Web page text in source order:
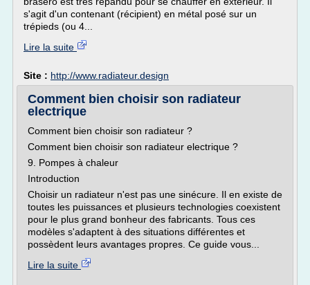
s'agit d'un contenant (récipient) en métal posé sur un
trépieds (ou 4...
Lire la suite
Site : http://www.radiateur.design
Comment bien choisir son radiateur
electrique
Comment bien choisir son radiateur ?
Comment bien choisir son radiateur electrique ?
9. Pompes à chaleur
Introduction
Choisir un radiateur n'est pas une sinécure. Il en existe de
toutes les puissances et plusieurs technologies coexistent
pour le plus grand bonheur des fabricants. Tous ces
modèles s'adaptent à des situations différentes et
possèdent leurs avantages propres. Ce guide vous...
Lire la suite